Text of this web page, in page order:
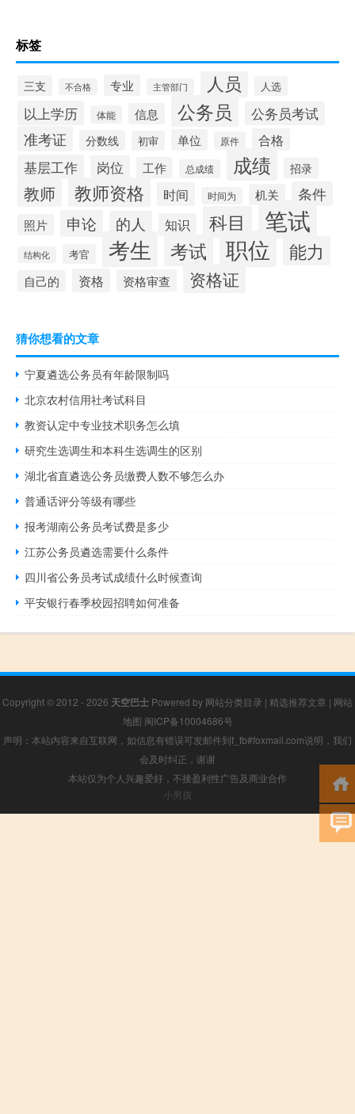
标签
三支 不合格 专业 主管部门 人员 人选
以上学历 体能 信息 公务员 公务员考试
准考证 分数线 初审 单位 原件 合格
基层工作 岗位 工作 总成绩 成绩 招录
教师 教师资格 时间 时间为 机关 条件
照片 申论 的人 知识 科目 笔试
结构化 考官 考生 考试 职位 能力
自己的 资格 资格审查 资格证
猜你想看的文章
宁夏遴选公务员有年龄限制吗
北京农村信用社考试科目
教资认定中专业技术职务怎么填
研究生选调生和本科生选调生的区别
湖北省直遴选公务员缴费人数不够怎么办
普通话评分等级有哪些
报考湖南公务员考试费是多少
江苏公务员遴选需要什么条件
四川省公务员考试成绩什么时候查询
平安银行春季校园招聘如何准备
Copyright © 2012 - 2026 天空巴士 Powered by 网站分类目录 | 精选推荐文章 | 网站
地图 闽ICP备10004686号
声明：本站内容来自互联网，如信息有错误可发邮件到f_fb#foxmail.com说明，我们
会及时纠正，谢谢
本站仅为个人兴趣爱好，不接盈利性广告及商业合作
小男孩